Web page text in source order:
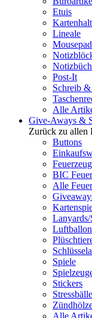
Etuis
Lineale
Post-It
Schreib
Alle
Give-Aways &
Zurück zu allen
Buttons
BIC
Alle
Lanyards/
Spiele
Stickers
Stressbälle
Alle